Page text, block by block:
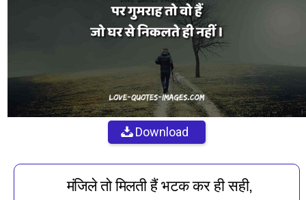
Download
मंजिले तो मिलती हैं भटक कर ही सही,